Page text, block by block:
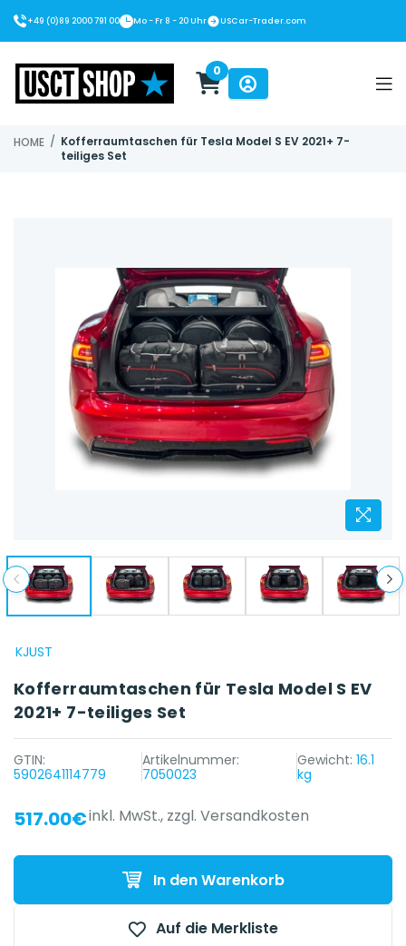
+49 (0)89 2000 791 00 Mo - Fr 8 - 20 Uhr USCar-Trader.com
0
HOME / Kofferraumtaschen für Tesla Model S EV 2021+ 7-
teiliges Set
KJUST
Kofferraumtaschen für Tesla Model S EV
2021+ 7-teiliges Set
GTIN:
5902641114779
Artikelnummer:
7050023
Gewicht:16.1
kg
{{ name }} auf {{ platform }}
517.00€inkl. MwSt., zzgl. Versandkosten
In den Warenkorb
Auf die Merkliste